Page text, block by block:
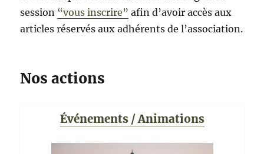
session “vous inscrire” afin d’avoir accès aux
articles réservés aux adhérents de l’association.
Nos actions
Événements / Animations